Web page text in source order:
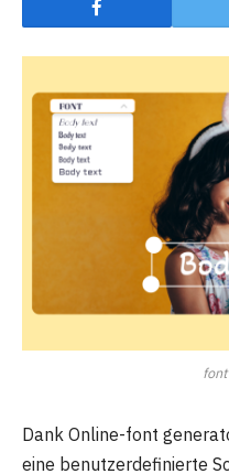
Dank Online-font
eine benutzerdefinierte